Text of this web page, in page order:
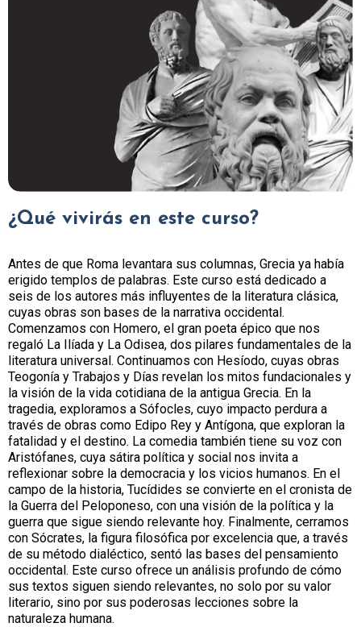
¿Qué vivirás en este curso?
Antes de que Roma levantara sus columnas, Grecia ya había
erigido templos de palabras. Este curso está dedicado a
seis de los autores más influyentes de la literatura clásica,
cuyas obras son bases de la narrativa occidental.
Comenzamos con Homero, el gran poeta épico que nos
regaló La Ilíada y La Odisea, dos pilares fundamentales de la
literatura universal. Continuamos con Hesíodo, cuyas obras
Teogonía y Trabajos y Días revelan los mitos fundacionales y
la visión de la vida cotidiana de la antigua Grecia. En la
tragedia, exploramos a Sófocles, cuyo impacto perdura a
través de obras como Edipo Rey y Antígona, que exploran la
fatalidad y el destino. La comedia también tiene su voz con
Aristófanes, cuya sátira política y social nos invita a
reflexionar sobre la democracia y los vicios humanos. En el
campo de la historia, Tucídides se convierte en el cronista de
la Guerra del Peloponeso, con una visión de la política y la
guerra que sigue siendo relevante hoy. Finalmente, cerramos
con Sócrates, la figura filosófica por excelencia que, a través
de su método dialéctico, sentó las bases del pensamiento
occidental. Este curso ofrece un análisis profundo de cómo
sus textos siguen siendo relevantes, no solo por su valor
literario, sino por sus poderosas lecciones sobre la
naturaleza humana.